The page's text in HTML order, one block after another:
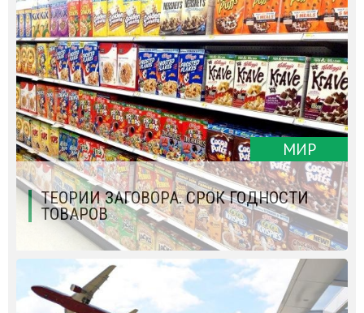
МИР
ТЕОРИИ ЗАГОВОРА. СРОК ГОДНОСТИ
ТОВАРОВ